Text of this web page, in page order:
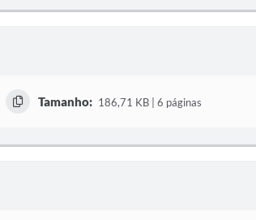
Tamanho: 186,71 KB | 6 páginas